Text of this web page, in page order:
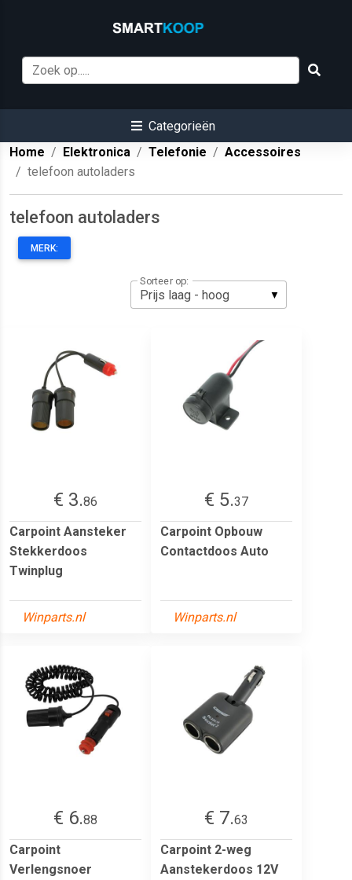
Categorieën
Home
Elektronica Telefonie
Accessoires
telefoon autoladers
telefoon autoladers
MERK:
Sorteer op:
€ 3.86
Carpoint Aansteker
Stekkerdoos
Twinplug
Winparts.nl
€ 5.37
Carpoint Opbouw
Contactdoos Auto
Winparts.nl
€ 6.88
Carpoint
Verlengsnoer
€ 7.63
Carpoint 2-weg
Aanstekerdoos 12V